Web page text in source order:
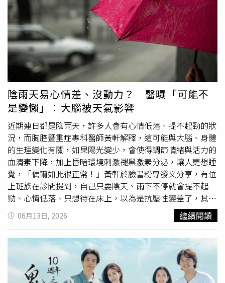
原先9.2度紀錄；聖馬丁基地則達到9.4度，同樣創下當地6
月新高。阿根廷國家氣象局氣候學家史特拉（Jose Luis
Stella）表示，這樣的溫度對南極冬季而言「非常不尋
常」。由於6月是南半球冬季，埃斯佩蘭薩基地過去同期平
均最高溫僅約負6.2度，如今竟出現超過15度高溫，顯示此
次熱浪強度相當罕見。科學家警告，全球暖化恐讓南極極端
高溫事件愈來愈頻繁。荷蘭格羅寧根大學（University of
Groningen）氣候學教授柯德羅（Raul Cordero）指出，這
並非單一偶發事件，而是長期暖化趨勢的一部分。他警告，
如果全球暖化持續惡化，類似極端高溫事件未來將愈來愈常
見。英國南極調查局（British Antarctic Survey）極地氣候
學家哈里森（Thomas Caton Harrison）則認為，氣候變遷
加上特殊大氣環流條件，共同促成此次異常高溫現象。科學
界近年持續關注南極半島暖化問題。研究顯示，南極半島升
溫速度約為全球平均的兩倍，冰川退縮、海冰減少及極端氣
候事件頻率增加已成為明顯趨勢。近期觀測更發現，南極西
岸部分海域冬季海冰面積較往年平均少了約65萬平方公里，
相當於法國國土面積大小，可能進一步衝擊企鵝、磷蝦及海
豹等極地生態系，並加速冰川融化與全球海平面上升。
陰雨天易心情差、沒動力？ 醫曝「可能不
是變懶」：大腦被天氣影響
近期連日都是陰雨天，許多人會有心情低落、提不起勁的狀
況，而胸腔暨重症專科醫師黃軒解釋，這可能與大腦、身體
的生理變化有關，如果陽光變少，會使得調節情緒與活力的
血清素下降，加上昏暗環境刺激褪黑激素分泌，讓人更想睡
覺，「偶爾如此很正常！」黃軒於臉書粉專發文分享，有位
上班族在診間提到，自己只要陰天、雨下不停就會提不起
勁、心情低落、只想待在床上，以為是抗壓性變差了，其實
這可能不是心理作用或真的變懶，而是大腦正在受天氣影
響。黃軒說明，這種現象可能與大腦、身體的生理變化有
關，若雲層遮蔽陽光、光照不足，會影響大腦調節情緒與活
力的「血清素」，造成人更容易感到心情低落，以及導致注
意力不集中、疲倦無力。黃軒指出，昏暗的環境會刺激褪黑
激素分泌，使大腦誤以為「該休息了」，因此在這樣的天氣
06月13日, 2026 繼續閱讀